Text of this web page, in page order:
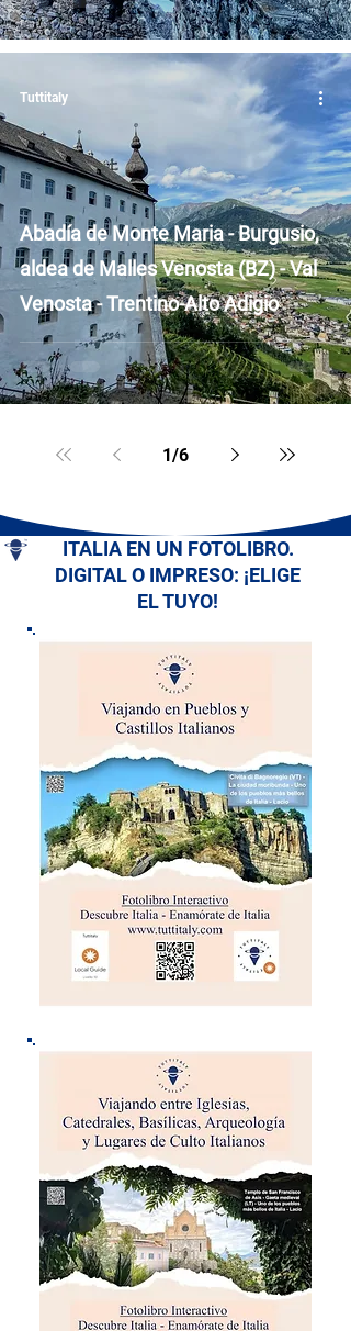
Abadía de Monte Maria - Burgusio,
aldea de Malles Venosta (BZ) - Val
Venosta - Trentino-Alto Adigio
Tuttitaly
1/6
ITALIA EN UN FOTOLIBRO.
DIGITAL O IMPRESO: ¡ELIGE
EL TUYO!